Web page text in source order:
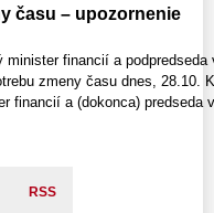
času – upozornenie
minister financií a
zmeny času dnes, 28.10.
financií a (dokonca) predseda
RSS